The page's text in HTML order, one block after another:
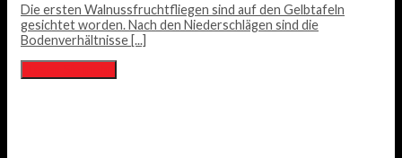
Die ersten Walnussfruchtfliegen sind auf den Gelbtafeln
gesichtet worden. Nach den Niederschlägen sind die
Bodenverhältnisse [...]